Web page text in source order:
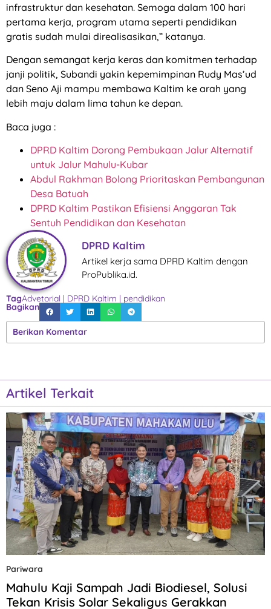
infrastruktur dan kesehatan. Semoga dalam 100 hari
pertama kerja, program utama seperti pendidikan
gratis sudah mulai direalisasikan,” katanya.
Dengan semangat kerja keras dan komitmen terhadap
janji politik, Subandi yakin kepemimpinan Rudy Mas’ud
dan Seno Aji mampu membawa Kaltim ke arah yang
lebih maju dalam lima tahun ke depan.
Baca juga :
DPRD Kaltim Dorong Pembukaan Jalur Alternatif
untuk Jalur Mahulu-Kubar
Abdul Rakhman Bolong Prioritaskan Pembangunan
Desa Batuah
DPRD Kaltim Pastikan Efisiensi Anggaran Tak
Sentuh Pendidikan dan Kesehatan
DPRD Kaltim
Artikel kerja sama DPRD Kaltim dengan
ProPublika.id.
TagAdvetorial | DPRD Kaltim | pendidikan
Bagikan
Berikan Komentar
Artikel Terkait
Pariwara
Mahulu Kaji Sampah Jadi Biodiesel, Solusi
Tekan Krisis Solar Sekaligus Gerakkan